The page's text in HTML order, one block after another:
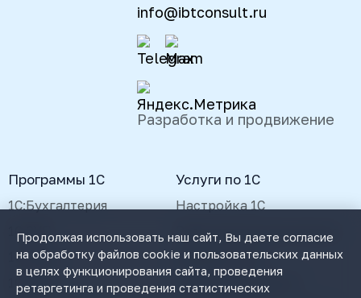
info@ibtconsult.ru
Разработка и продвижение
Программы 1С
1С:Бухгалтерия
1С:ЗУП
1С:УНФ
1С:ЦРМ
Услуги по 1С
Настройка 1С
Реальная автоматизация
Доработка 1С
Сопровождение 1С
Продолжая использовать наш сайт, Вы даете согласие
на обработку файлов cookie и пользовательских данных
в целях функционирования сайта, проведения
ретаргетинга и проведения статистических